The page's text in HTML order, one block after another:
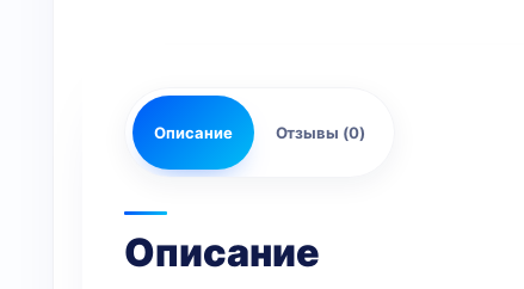
Описание Отзывы (0)
Описание